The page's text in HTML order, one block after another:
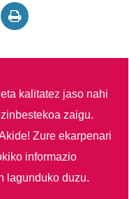
kalitatez jaso nahi
zaigu.
Zure ekarpenari
informazio
lagunduko duzu.